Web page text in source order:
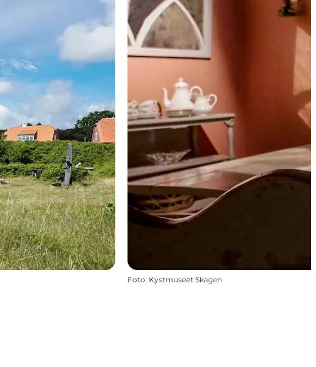
Foto: Kystmuseet Skagen